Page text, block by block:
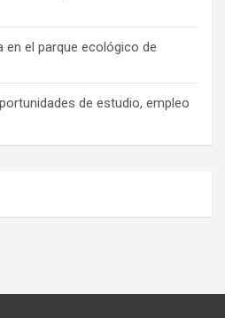
en el parque ecológico de
de estudio, empleo